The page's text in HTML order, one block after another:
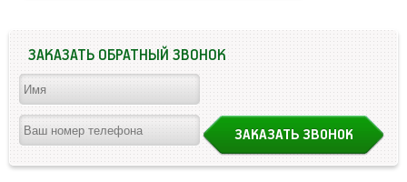
ЗАКАЗАТЬ ОБРАТНЫЙ ЗВОНОК